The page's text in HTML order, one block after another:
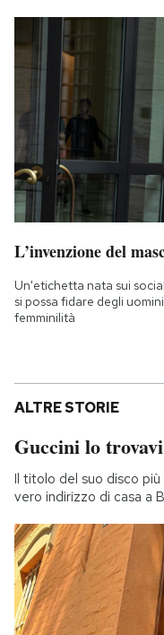
L’invenzione del
Un'etichetta nata sui
si possa fidare degli
femminilità
ALTRE STORIE
Guccini lo
Il titolo del suo disco
vero indirizzo di casa a